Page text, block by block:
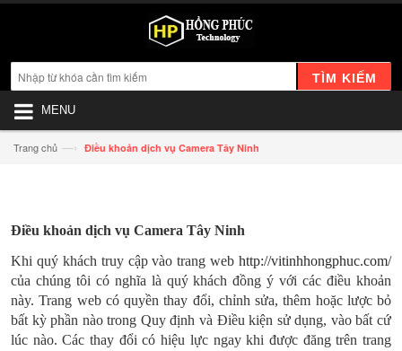
TÌM KIẾM
MENU
Trang chủ —› Điều khoản dịch vụ Camera Tây Ninh
Điều khoản dịch vụ Camera Tây Ninh
Khi quý khách truy cập vào trang web http://vitinhhongphuc.com/
của chúng tôi có nghĩa là quý khách đồng ý với các điều khoản
này. Trang web có quyền thay đổi, chỉnh sửa, thêm hoặc lược bỏ
bất kỳ phần nào trong Quy định và Điều kiện sử dụng, vào bất cứ
lúc nào. Các thay đổi có hiệu lực ngay khi được đăng trên trang